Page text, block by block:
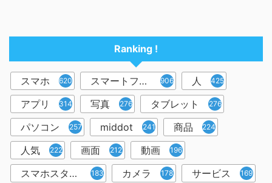
Ranking !
スマホ 6202 スマートフォン 906 人 425
アプリ 314 写真 276 タブレット 276
パソコン 257 middot 241 商品 224
人気 222 画面 212 動画 196
スマホスタンド 183 カメラ 178 サービス 169